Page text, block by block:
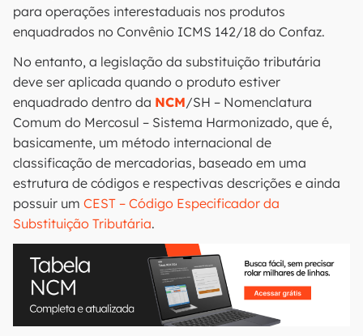
para operações interestaduais nos produtos
enquadrados no Convênio ICMS 142/18 do Confaz.
No entanto, a legislação da substituição tributária
deve ser aplicada quando o produto estiver
enquadrado dentro da NCM/SH – Nomenclatura
Comum do Mercosul – Sistema Harmonizado, que é,
basicamente, um método internacional de
classificação de mercadorias, baseado em uma
estrutura de códigos e respectivas descrições e ainda
possuir um CEST – Código Especificador da
Substituição Tributária.